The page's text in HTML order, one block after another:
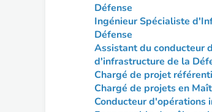
Défense
Ingénieur Spécialiste
Défense
Assistant du conducteur
d'infrastructure de la
Chargé de projet
Chargé de projets en
Conducteur d'opérations